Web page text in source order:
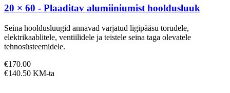
20 × 60 - Plaaditav alumiiniumist hooldusluuk
Seina hooldusluugid annavad varjatud ligipääsu torudele,
elektrikaablitele, ventiilidele ja teistele seina taga olevatele
tehnosüsteemidele.
€170.00
€140.50 KM-ta